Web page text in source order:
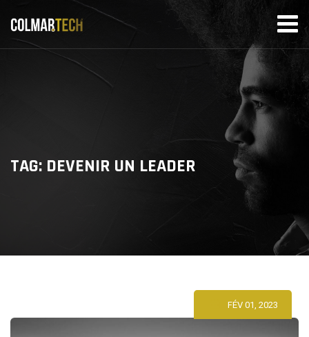
content
TAG: DEVENIR UN LEADER
FÉV 01, 2023